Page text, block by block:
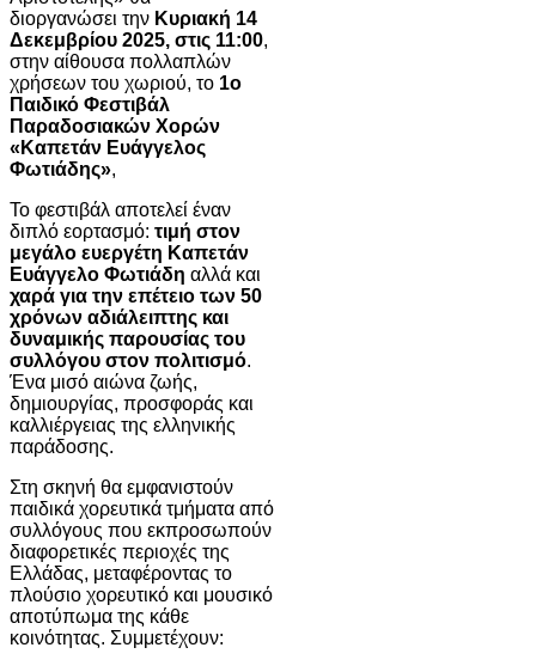
διοργανώσει την Κυριακή 14
Δεκεμβρίου 2025, στις 11:00,
στην αίθουσα πολλαπλών
χρήσεων του χωριού, το 1ο
Παιδικό Φεστιβάλ
Παραδοσιακών Χορών
«Καπετάν Ευάγγελος
Φωτιάδης»,
Το φεστιβάλ αποτελεί έναν
διπλό εορτασμό: τιμή στον
μεγάλο ευεργέτη Καπετάν
Ευάγγελο Φωτιάδη αλλά και
χαρά για την επέτειο των 50
χρόνων αδιάλειπτης και
δυναμικής παρουσίας του
συλλόγου στον πολιτισμό.
Ένα μισό αιώνα ζωής,
δημιουργίας, προσφοράς και
καλλιέργειας της ελληνικής
παράδοσης.
Στη σκηνή θα εμφανιστούν
παιδικά χορευτικά τμήματα από
συλλόγους που εκπροσωπούν
διαφορετικές περιοχές της
Ελλάδας, μεταφέροντας το
πλούσιο χορευτικό και μουσικό
αποτύπωμα της κάθε
κοινότητας. Συμμετέχουν: